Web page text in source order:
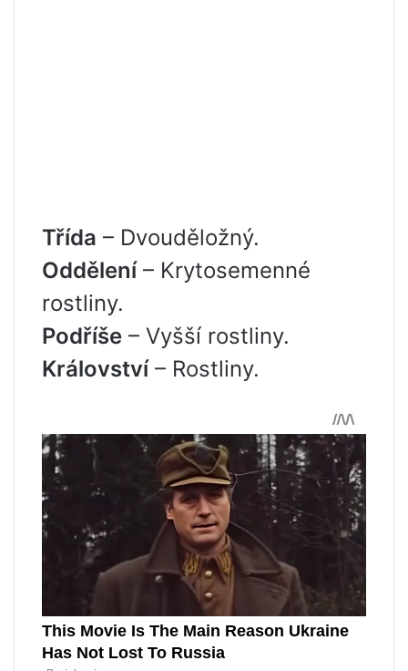
Třída – Dvouděložný.
Oddělení– Krytosemenné
rostliny.
Podříše – Vyšší rostliny.
Království– Rostliny.